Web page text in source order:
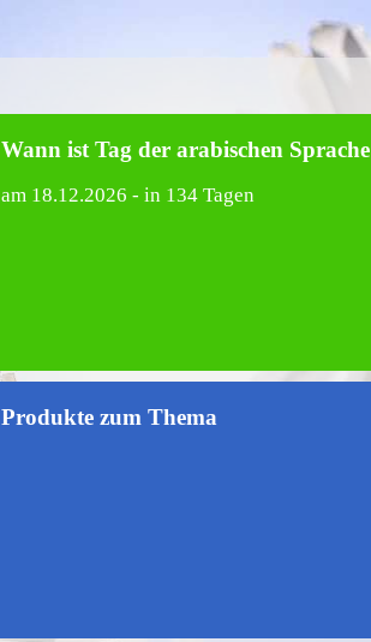
Wann ist Tag der arabischen Sprache
am 18.12.2026 - in 134 Tagen
Produkte zum Thema